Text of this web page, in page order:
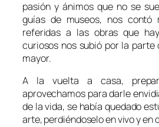
pasión y ánimos que no se
guías de museos, nos contó
referidas a las obras que
curiosos nos subió por la
mayor.
A la vuelta a casa,
aprovechamos para darle
de la vida, se había quedado
arte, perdiéndoselo en vivo y en